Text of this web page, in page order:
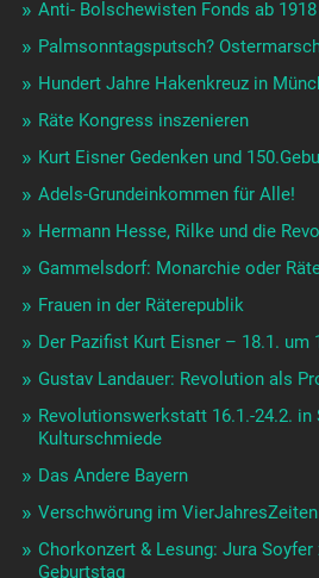
Anti- Bolschewisten Fonds ab 1918
Palmsonntagsputsch?
Hundert Jahre Hakenkreuz in
Räte Kongress inszenieren
Kurt Eisner Gedenken und
Adels-Grundeinkommen für Alle!
Hermann Hesse, Rilke und die
Gammelsdorf: Monarchie oder
Frauen in der Räterepublik
Der Pazifist Kurt Eisner – 18.1. um
Gustav Landauer: Revolution als
Revolutionswerkstatt 16.1.-24.2. in
Kulturschmiede
Das Andere Bayern
Verschwörung im VierJahresZeiten
Chorkonzert & Lesung: Jura
Geburtstag